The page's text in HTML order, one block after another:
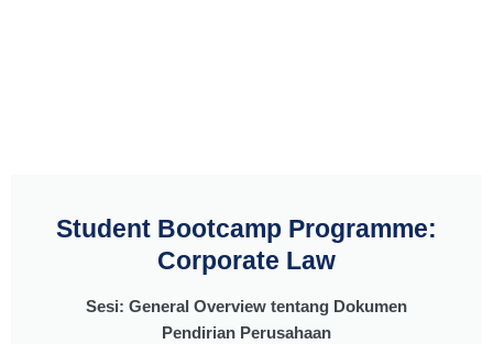
Student Bootcamp Programme:
Corporate Law
Sesi: General Overview tentang Dokumen
Pendirian Perusahaan